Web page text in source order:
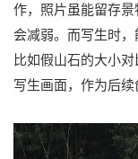
作，照片虽能留存
会减弱。而写生时，
比如假山石的大小
写生画面，作为后续